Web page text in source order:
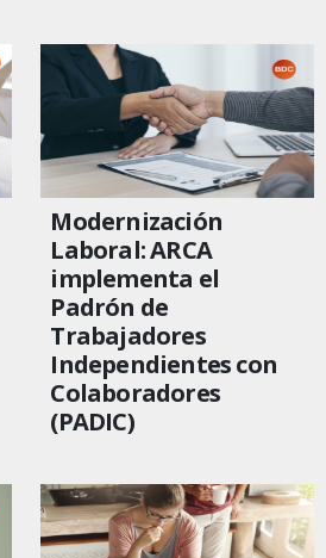
Modernización
Laboral: ARCA
implementa el
Padrón de
Trabajadores
Independientes con
Colaboradores
(PADIC)